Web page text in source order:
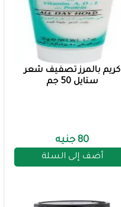
كريم بالمرز تصفيف شعر
ستايل 50 جم
80 جنيه
أضف إلى السلة